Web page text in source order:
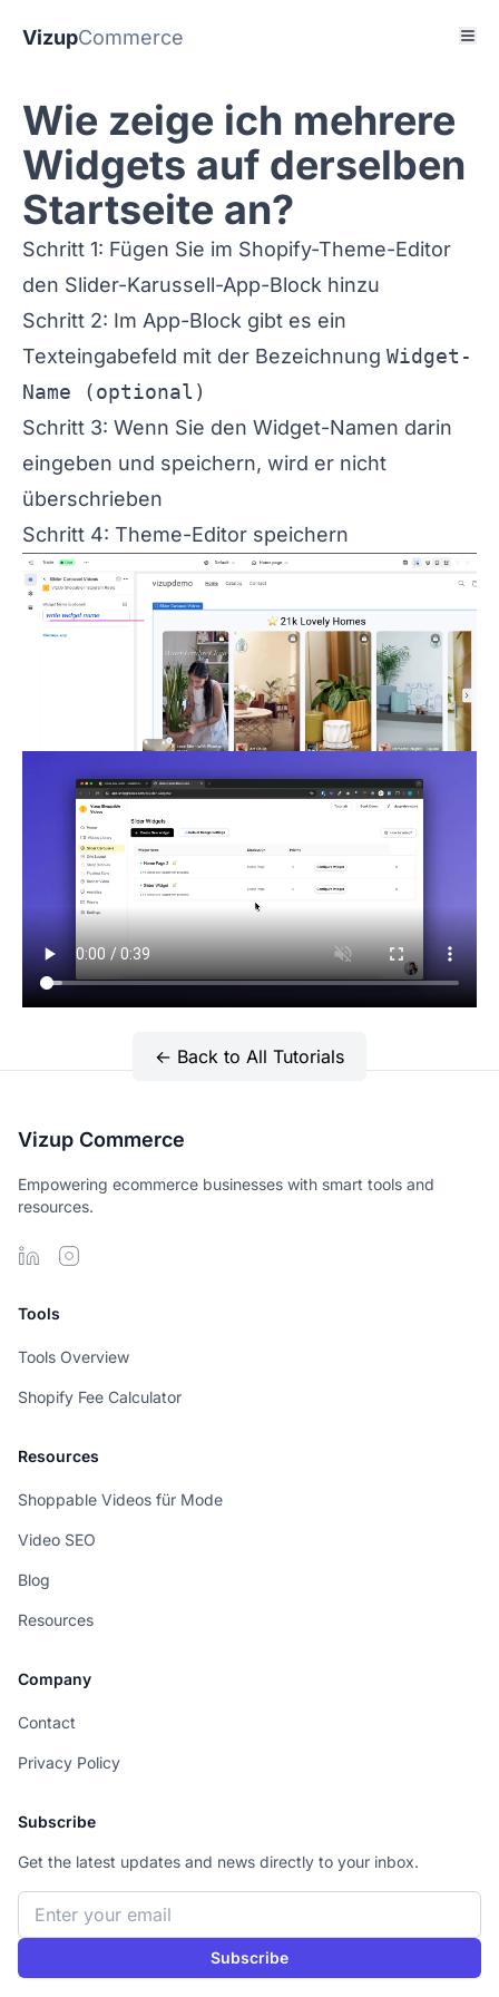
VizupCommerce
Wie zeige ich mehrere
Widgets auf derselben
Startseite an?
Schritt 1: Fügen Sie im Shopify-Theme-Editor
den Slider-Karussell-App-Block hinzu
Schritt 2: Im App-Block gibt es ein
Texteingabefeld mit der Bezeichnung Widget-
Name (optional)
Schritt 3: Wenn Sie den Widget-Namen darin
eingeben und speichern, wird er nicht
überschrieben
Schritt 4: Theme-Editor speichern
← Back to All Tutorials
Vizup Commerce
Empowering ecommerce businesses with smart tools and
resources.
Tools
Tools Overview
Shopify Fee Calculator
Resources
Shoppable Videos für Mode
Video SEO
Blog
Resources
Company
Contact
Privacy Policy
Subscribe
Get the latest updates and news directly to your inbox.
Email address
Subscribe